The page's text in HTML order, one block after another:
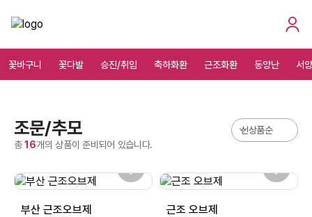
꽃바구니 꽃다발 승진/취임 축하화환 근조화환 동양난 서
조문/추모
총16개의 상품이 준비되어 있습니다.
부산 근조오브제 근조 오브제